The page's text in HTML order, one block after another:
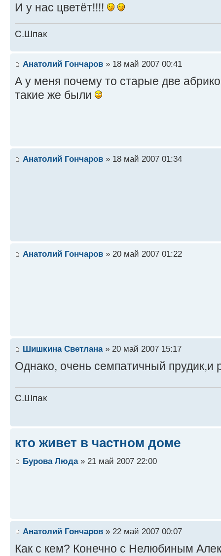
И у нас цветёт!!!!
С.Шпак
Анатолий Гончаров » 18 май 2007 00:41
А у меня почему то старые две
такие же были
Анатолий Гончаров » 18 май 2007 01:34
Анатолий Гончаров » 20 май 2007 01:22
Шишкина Светлана» 20 май 2007 15:17
Однако, очень семпатичный прудик,и
С.Шпак
кто живет в частном доме
Бурова Люда» 21 май 2007 22:00
Анатолий Гончаров » 22 май 2007 00:07
Как с кем? Конечно с Нелюбиным